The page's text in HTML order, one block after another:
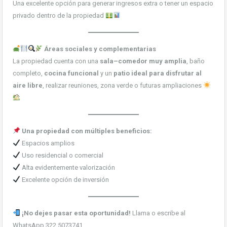
Una excelente opción para generar ingresos extra o tener un espacio
privado dentro de la propiedad
Áreas sociales y complementarias
La propiedad cuenta con una sala–comedor muy amplia, baño
completo, cocina funcional y un patio ideal para disfrutar al
aire libre, realizar reuniones, zona verde o futuras ampliaciones
Una propiedad con múltiples beneficios:
Espacios amplios
Uso residencial o comercial
Alta evidentemente valorización
Excelente opción de inversión
¡No dejes pasar esta oportunidad! Llama o escribe al
WhatsApp 322 5073741